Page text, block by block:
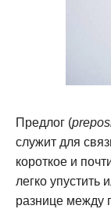
Предлог (
служит для
короткое и
легко упустить
разнице между